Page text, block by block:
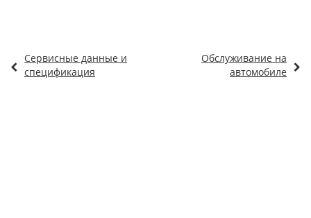
Сервисные данные и
спецификация
Обслуживание на
автомобиле